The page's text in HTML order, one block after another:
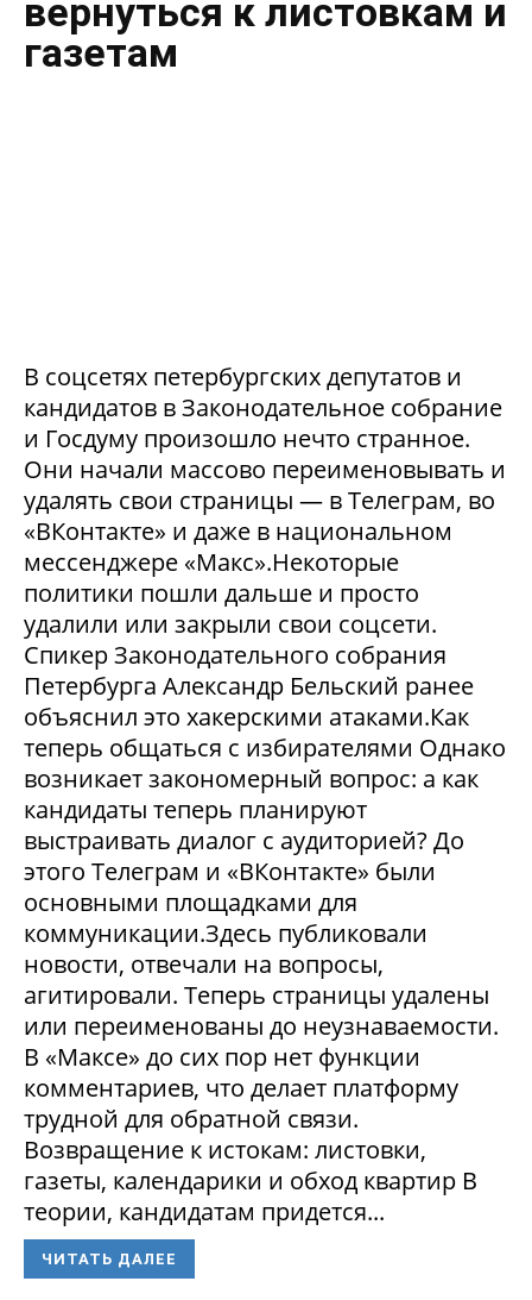
вернуться к листовкам и
газетам
В соцсетях петербургских депутатов и
кандидатов в Законодательное собрание
и Госдуму произошло нечто странное.
Они начали массово переименовывать и
удалять свои страницы — в Телеграм, во
«ВКонтакте» и даже в национальном
мессенджере «Макс».Некоторые
политики пошли дальше и просто
удалили или закрыли свои соцсети.
Спикер Законодательного собрания
Петербурга Александр Бельский ранее
объяснил это хакерскими атаками.Как
теперь общаться с избирателями Однако
возникает закономерный вопрос: а как
кандидаты теперь планируют
выстраивать диалог с аудиторией? До
этого Телеграм и «ВКонтакте» были
основными площадками для
коммуникации.Здесь публиковали
новости, отвечали на вопросы,
агитировали. Теперь страницы удалены
или переименованы до неузнаваемости.
В «Максе» до сих пор нет функции
комментариев, что делает платформу
трудной для обратной связи.
Возвращение к истокам: листовки,
газеты, календарики и обход квартир В
теории, кандидатам придется...
ЧИТАТЬ ДАЛЕЕ